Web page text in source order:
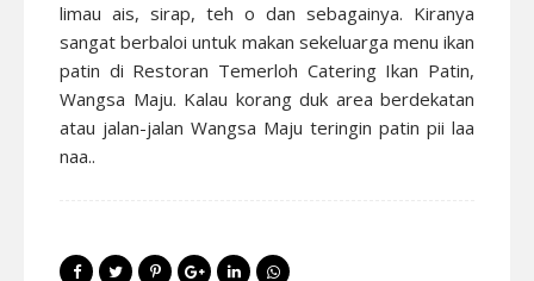
limau ais, sirap, teh o dan sebagainya. Kiranya
sangat berbaloi untuk makan sekeluarga menu ikan
patin di Restoran Temerloh Catering Ikan Patin,
Wangsa Maju. Kalau korang duk area berdekatan
atau jalan-jalan Wangsa Maju teringin patin pii laa
naa..